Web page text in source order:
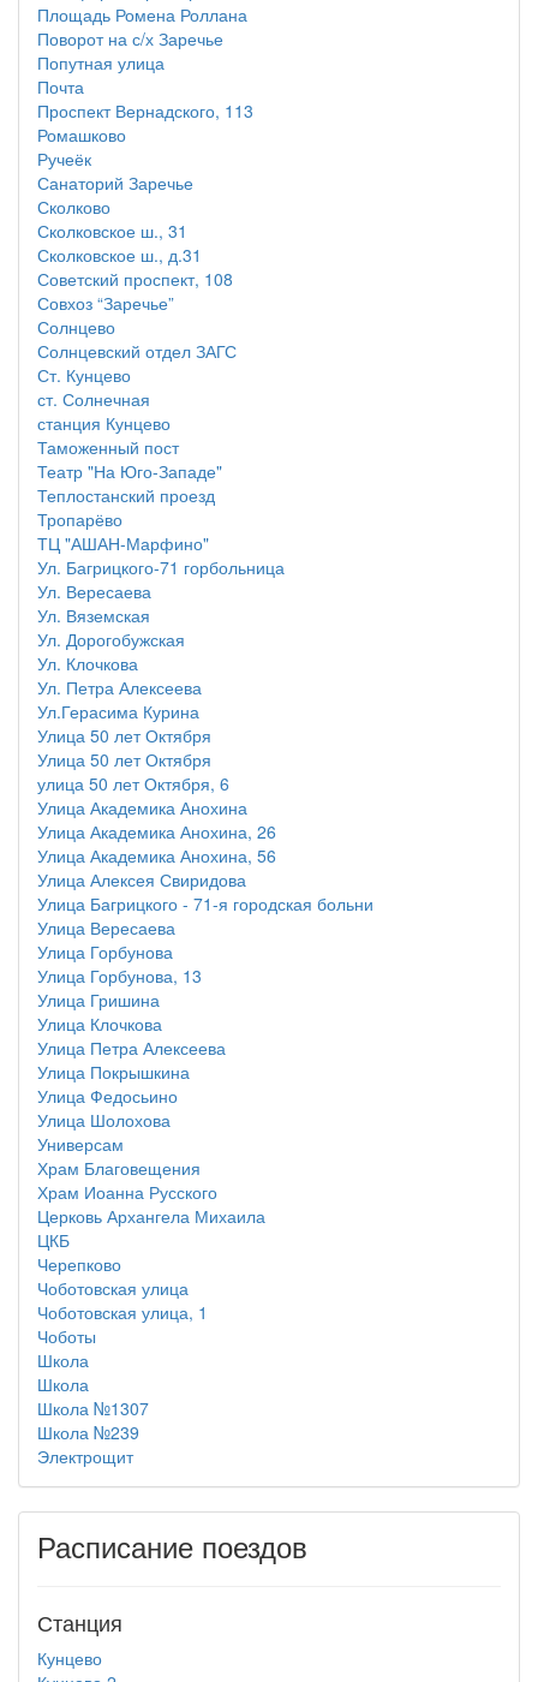
Площадь Ромена Роллана
Поворот на с/х Заречье
Попутная улица
Почта
Проспект Вернадского, 113
Ромашково
Ручеёк
Санаторий Заречье
Сколково
Сколковское ш., 31
Сколковское ш., д.31
Советский проспект, 108
Совхоз “Заречье”
Солнцево
Солнцевский отдел ЗАГС
Ст. Кунцево
ст. Солнечная
станция Кунцево
Таможенный пост
Театр "На Юго-Западе"
Теплостанский проезд
Тропарёво
ТЦ "АШАН-Марфино"
Ул. Багрицкого-71 горбольница
Ул. Вересаева
Ул. Вяземская
Ул. Дорогобужская
Ул. Клочкова
Ул. Петра Алексеева
Ул.Герасима Курина
Улица 50 лет Октября
Улица 50 лет Октября
улица 50 лет Октября, 6
Улица Академика Анохина
Улица Академика Анохина, 26
Улица Академика Анохина, 56
Улица Алексея Свиридова
Улица Багрицкого - 71-я городская больни
Улица Вересаева
Улица Горбунова
Улица Горбунова, 13
Улица Гришина
Улица Клочкова
Улица Петра Алексеева
Улица Покрышкина
Улица Федосьино
Улица Шолохова
Универсам
Храм Благовещения
Храм Иоанна Русского
Церковь Архангела Михаила
ЦКБ
Черепково
Чоботовская улица
Чоботовская улица, 1
Чоботы
Школа
Школа
Школа №1307
Школа №239
Электрощит
Расписание поездов
Станция
Кунцево